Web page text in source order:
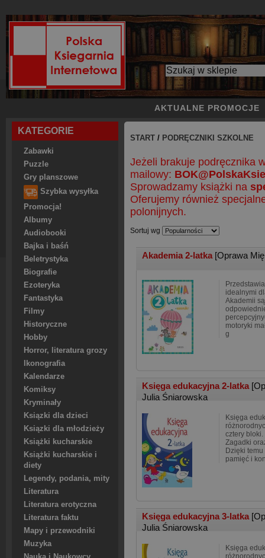
AKTUALNE PROMOCJE
KATEGORIE
Zabawki
Puzzle
Gry planszowe
Szybka wysyłka
Promocja!
Albumy
Audiobooki
Bajka i baśń
Beletrystyka
Biografie
Ezoteryka
Fantastyka
Filmy
Historyczne
Hobby
Horror, literatura grozy
Ikonografia
Kalendarze
Komiksy
Kryminały
Ksiązki dla dzieci
Ksiązki dla młodzieży
Książki kucharskie
Książki kucharskie i
diety
Legendy, podania, mity
Literatura
Literatura erotyczna
Literatura faktu
Mapy i przewodniki
Muzyka
START / PODRĘCZNIKI SZKOLNE
Jeżeli brakuje podręcznika
mailowy:
Sprowadzamy książki na
Oferujemy również
polonijnych.
Sortuj wg
Akademia 2-latka [Oprawa
idealnymi
Akademii
motoryki
g
Księga edukacyjna 2-latka
Julia Śniarowska
Księga
cztery bloki.
Zagadki
Dzięki
pamięć i
Księga edukacyjna 3-latka
Julia Śniarowska
Księga